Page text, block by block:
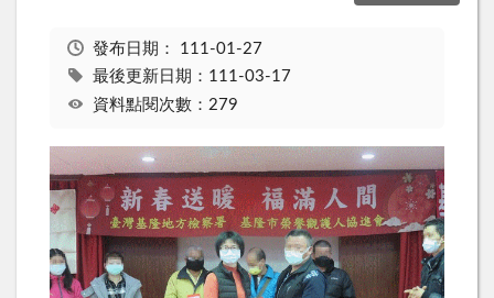
發布日期： 111-01-27
最後更新日期：111-03-17
資料點閱次數：279